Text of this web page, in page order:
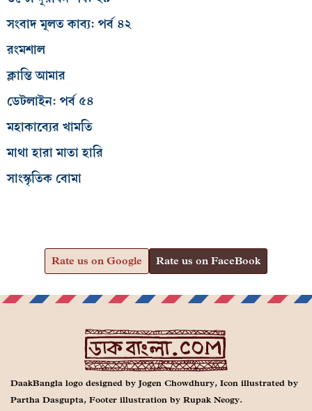
সংবাদ মূলত কাব্য: পর্ব ৪২
রংমশাল
ক্লান্তি আমার
ডেটলাইন: পর্ব ৫৪
মহাকাব্যের খামতি
মাথা হারা মাতা হারি
সাংস্কৃতিক বোমা
Rate us on Google Rate us on FaceBook
DaakBangla logo designed by Jogen Chowdhury, Icon illustrated by
Partha Dasgupta, Footer illustration by Rupak Neogy.